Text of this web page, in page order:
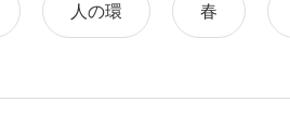
人の環 春